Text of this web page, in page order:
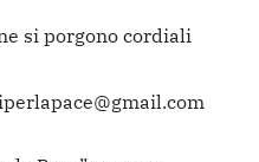
si porgono cordiali